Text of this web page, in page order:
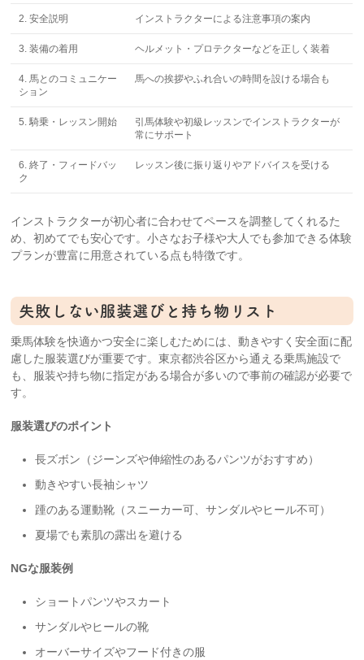
2. 安全説明 インストラクターによる注意事項の案内
3. 装備の着用 ヘルメット・プロテクターなどを正しく装着
4. 馬とのコミュニケー
ション
馬への挨拶やふれ合いの時間を設ける場合も
5. 騎乗・レッスン開始
引馬体験や初級レッスンでインストラクターが
常にサポート
6. 終了・フィードバッ
ク
レッスン後に振り返りやアドバイスを受ける
インストラクターが初心者に合わせてペースを調整してくれるた
め、初めてでも安心です。小さなお子様や大人でも参加できる体験
プランが豊富に用意されている点も特徴です。
失敗しない服装選びと持ち物リスト
乗馬体験を快適かつ安全に楽しむためには、動きやすく安全面に配
慮した服装選びが重要です。東京都渋谷区から通える乗馬施設で
も、服装や持ち物に指定がある場合が多いので事前の確認が必要で
す。
服装選びのポイント
長ズボン（ジーンズや伸縮性のあるパンツがおすすめ）
動きやすい長袖シャツ
踵のある運動靴（スニーカー可、サンダルやヒール不可）
夏場でも素肌の露出を避ける
NGな服装例
ショートパンツやスカート
サンダルやヒールの靴
オーバーサイズやフード付きの服